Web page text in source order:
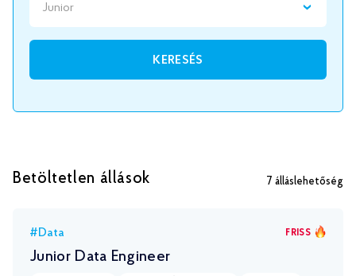
Junior
KERESÉS
Betöltetlen állások 7 álláslehetőség
FRISS
#Data
Junior Data Engineer